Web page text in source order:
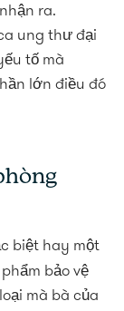
ra.
ung thư đại
tố mà
lớn điều đó
biệt hay một
bảo vệ
mà bà của